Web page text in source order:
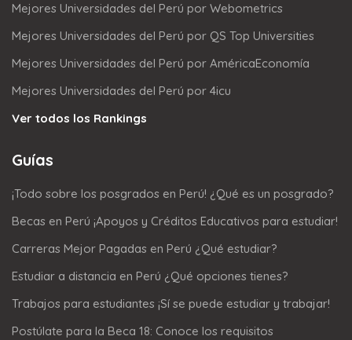
Mejores Universidades del Perú por Webometrics
Mejores Universidades del Perú por QS Top Universities
Mejores Universidades del Perú por AméricaEconomía
Mejores Universidades del Perú por 4icu
Ver todos los Rankings
Guías
¡Todo sobre los posgrados en Perú! ¿Qué es un posgrado?
Becas en Perú ¡Apoyos y Créditos Educativos para estudiar!
Carreras Mejor Pagadas en Perú ¿Qué estudiar?
Estudiar a distancia en Perú ¿Qué opciones tienes?
Trabajos para estudiantes ¡Sí se puede estudiar y trabajar!
Postúlate para la Beca 18: Conoce los requisitos